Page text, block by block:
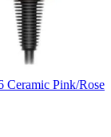
Pink/Rose